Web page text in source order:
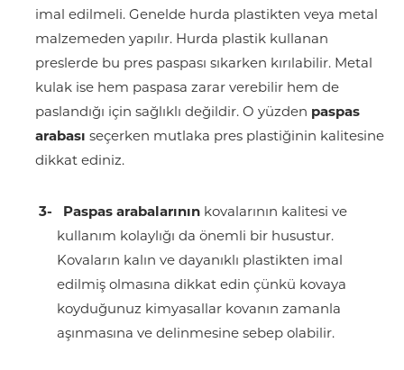
imal edilmeli. Genelde hurda plastikten veya metal
malzemeden yapılır. Hurda plastik kullanan
preslerde bu pres paspası sıkarken kırılabilir. Metal
kulak ise hem paspasa zarar verebilir hem de
paslandığı için sağlıklı değildir. O yüzden paspas
arabası seçerken mutlaka pres plastiğinin kalitesine
dikkat ediniz.
3- Paspas arabalarının kovalarının kalitesi ve
kullanım kolaylığı da önemli bir husustur.
Kovaların kalın ve dayanıklı plastikten imal
edilmiş olmasına dikkat edin çünkü kovaya
koyduğunuz kimyasallar kovanın zamanla
aşınmasına ve delinmesine sebep olabilir.